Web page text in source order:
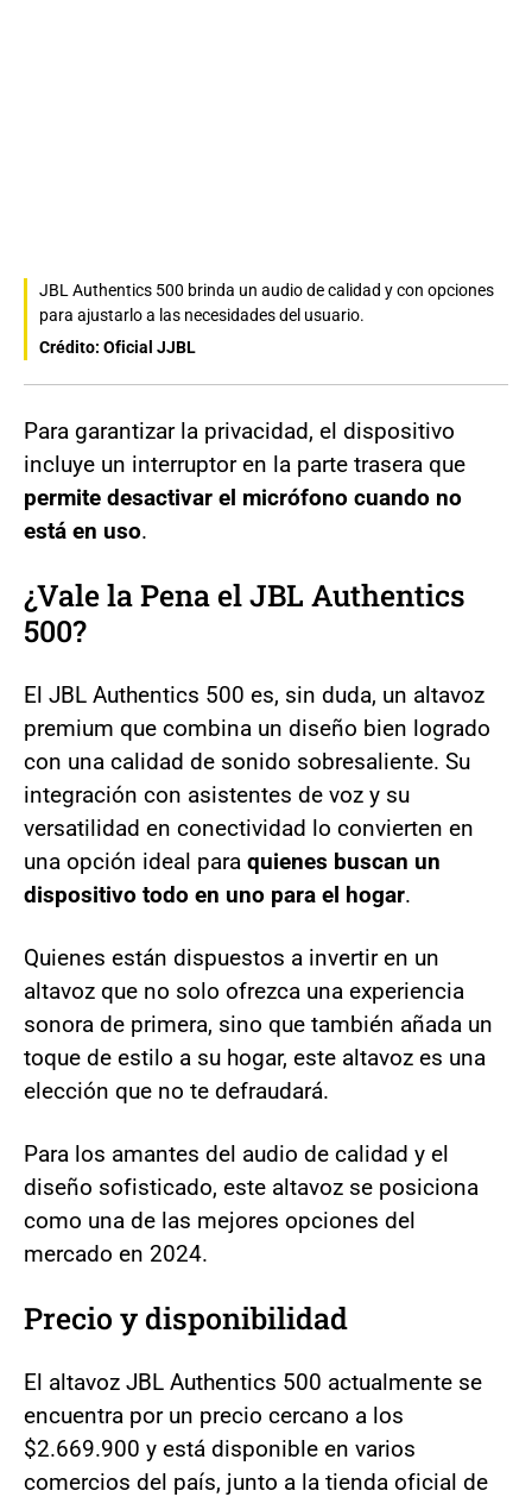
JBL Authentics 500 brinda un audio de calidad y con opciones
para ajustarlo a las necesidades del usuario.
Crédito: Oficial JJBL
Para garantizar la privacidad, el dispositivo
incluye un interruptor en la parte trasera que
permite desactivar el micrófono cuando no
está en uso.
¿Vale la Pena el JBL Authentics
500?
El JBL Authentics 500 es, sin duda, un altavoz
premium que combina un diseño bien logrado
con una calidad de sonido sobresaliente. Su
integración con asistentes de voz y su
versatilidad en conectividad lo convierten en
una opción ideal para quienes buscan un
dispositivo todo en uno para el hogar.
Quienes están dispuestos a invertir en un
altavoz que no solo ofrezca una experiencia
sonora de primera, sino que también añada un
toque de estilo a su hogar, este altavoz es una
elección que no te defraudará.
Para los amantes del audio de calidad y el
diseño sofisticado, este altavoz se posiciona
como una de las mejores opciones del
mercado en 2024.
Precio y disponibilidad
El altavoz JBL Authentics 500 actualmente se
encuentra por un precio cercano a los
$2.669.900 y está disponible en varios
comercios del país, junto a la tienda oficial de